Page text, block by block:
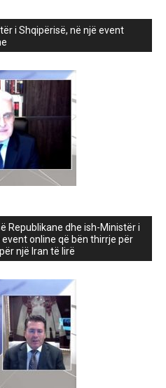
i Shqipërisë, në një event
Republikane dhe ish-Ministër i
online që bën thirrje për
një Iran të lirë